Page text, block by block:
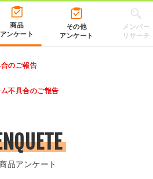
商品
アンケート
その他
アンケート
メンバー
リサーチ
のご報告
不具合のご報告
品アンケート